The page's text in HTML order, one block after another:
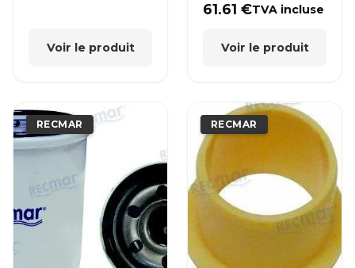
Voir le produit
61.61€TVA incluse
Voir le produit
RECMAR RECMAR